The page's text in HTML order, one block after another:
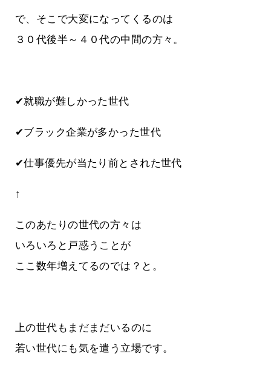
で、そこで大変になってくるのは
３０代後半～４０代の中間の方々。
✔就職が難しかった世代
✔ブラック企業が多かった世代
✔仕事優先が当たり前とされた世代
↑
このあたりの世代の方々は
いろいろと戸惑うことが
ここ数年増えてるのでは？と。
上の世代もまだまだいるのに
若い世代にも気を遣う立場です。